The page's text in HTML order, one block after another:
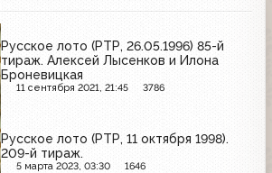
Русское лото (РТР, 26.05.1996) 85-й
тираж. Алексей Лысенков и Илона
Броневицкая
11 сентября 2021, 21:45 3786
Русское лото (РТР, 11 октября 1998).
209-й тираж.
5 марта 2023, 03:30 1646